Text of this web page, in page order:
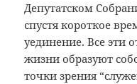
Депутатском
спустя короткое
уединение. Все эти
жизни образуют
точки зрения